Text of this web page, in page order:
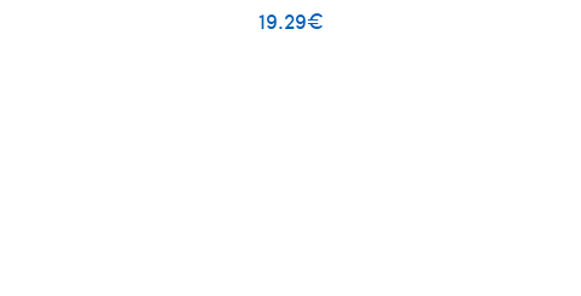
19.29€